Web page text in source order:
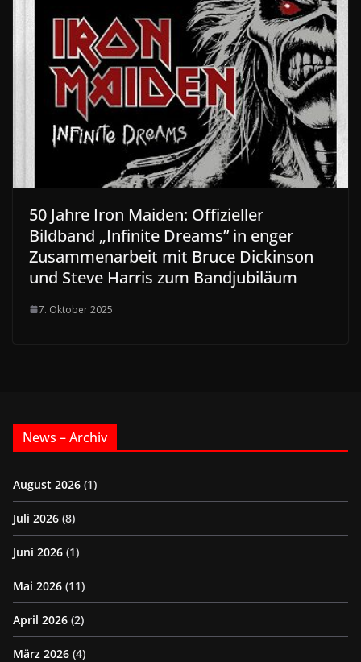
50 Jahre Iron Maiden: Offizieller
Bildband „Infinite Dreams” in enger
Zusammenarbeit mit Bruce Dickinson
und Steve Harris zum Bandjubiläum
7. Oktober 2025
News – Archiv
August 2026 (1)
Juli 2026 (8)
Juni 2026 (1)
Mai 2026 (11)
April 2026 (2)
März 2026 (4)